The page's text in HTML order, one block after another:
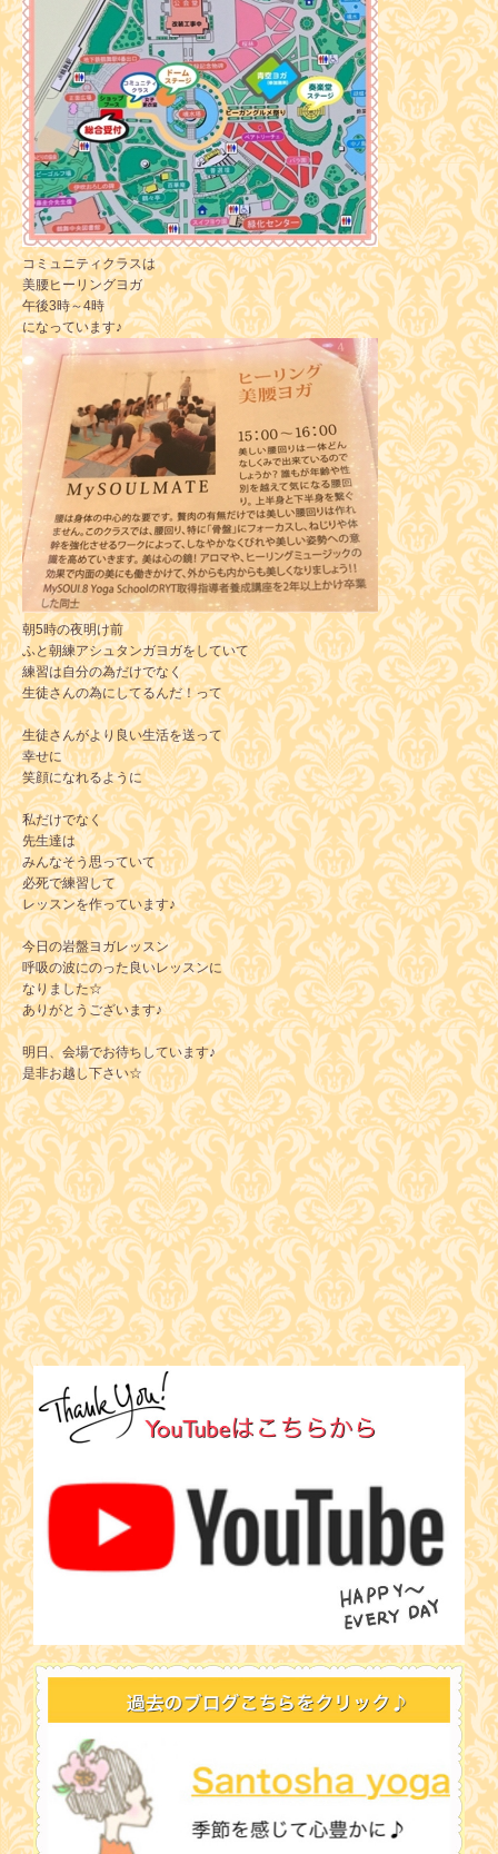
コミュニティクラスは
美腰ヒーリングヨガ
午後3時～4時
になっています♪
朝5時の夜明け前
ふと朝練アシュタンガヨガをしていて
練習は自分の為だけでなく
生徒さんの為にしてるんだ！って
生徒さんがより良い生活を送って
幸せに
笑顔になれるように
私だけでなく
先生達は
みんなそう思っていて
必死で練習して
レッスンを作っています♪
今日の岩盤ヨガレッスン
呼吸の波にのった良いレッスンに
なりました☆
ありがとうございます♪
明日、会場でお待ちしています♪
是非お越し下さい☆